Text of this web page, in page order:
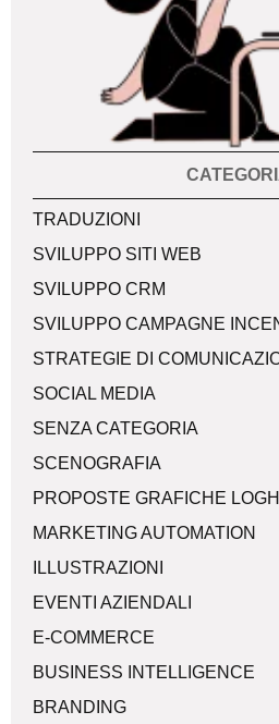
TRADUZIONI
SVILUPPO SITI WEB
SVILUPPO CRM
SVILUPPO CAMPAGNE
STRATEGIE DI
SOCIAL MEDIA
SENZA CATEGORIA
SCENOGRAFIA
PROPOSTE GRAFICHE
MARKETING AUTOMATION
ILLUSTRAZIONI
EVENTI AZIENDALI
E-COMMERCE
BUSINESS INTELLIGENCE
BRANDING